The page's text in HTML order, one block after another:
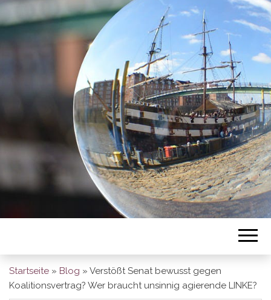
BREMEN SO
GESEHEN
Startseite » Blog » Verstößt Senat bewusst gegen
Koalitionsvertrag? Wer braucht unsinnig agierende LINKE?